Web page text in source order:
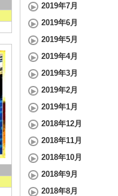
2019年7月
2019年6月
2019年5月
2019年4月
2019年3月
2019年2月
2019年1月
2018年12月
2018年11月
2018年10月
2018年9月
2018年8月